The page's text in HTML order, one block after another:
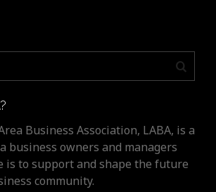
Business Association, LABA, is a
business owners and managers
is to support and shape the future
community.